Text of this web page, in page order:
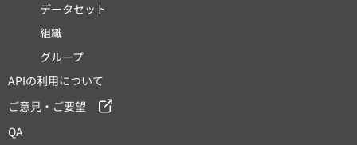
データセット
組織
グループ
APIの利用について
ご意見・ご要望
QA